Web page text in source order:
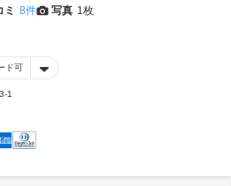
ミ 8件 写真 1枚
ド可
1